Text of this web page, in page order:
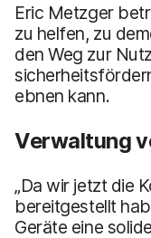
Eric Metzger
zu helfen, zu
den Weg zur
ebnen kann.
Verwaltung
„Da wir jetzt die
bereitgestellt
Geräte eine